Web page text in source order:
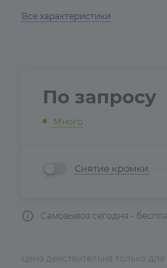
Все характеристики
По запросу
Много
Снятие кромки
Самовывоз сегодня -
Цена действительна только